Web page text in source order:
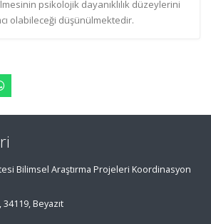
psikolojik dayanıklılık düzeylerini
olabileceği düşünülmektedir.
Bilimsel Araştırma Projeleri Koordinasyon
Beyazıt